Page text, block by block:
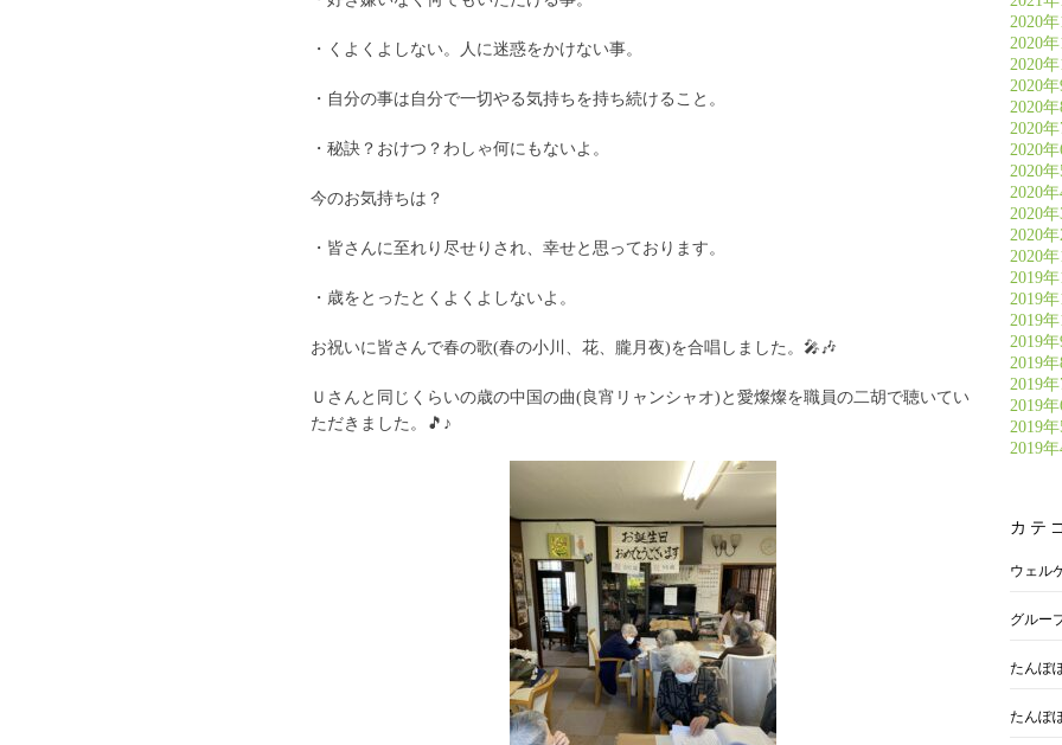
・くよくよしない。人に迷惑をかけない事。
・自分の事は自分で一切やる気持ちを持ち続けること。
・秘訣？おけつ？わしゃ何にもないよ。
今のお気持ちは？
・皆さんに至れり尽せりされ、幸せと思っております。
・歳をとったとくよくよしないよ。
お祝いに皆さんで春の歌(春の小川、花、朧月夜)を合唱しました。🎤🎶
Ｕさんと同じくらいの歳の中国の曲(良宵リャンシャオ)と愛燦燦を職員の二胡で聴いてい
ただきました。🎵♪
2020年
2020年
2020年
2020年
2020年
2020年
2020年
2020年
2020年
2020年
2020年
2020年
2019年
2019年
2019年
2019年
2019年
2019年
2019年
2019年
2019年
カテ
ウェル
グルー
たんぽ
たんぽ